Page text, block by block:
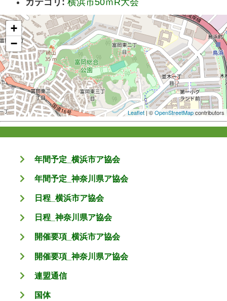
+
−
Leaflet | ©OpenStreetMapcontributors
年間予定_横浜市ア協会
年間予定_神奈川県ア協会
日程_横浜市ア協会
日程_神奈川県ア協会
開催要項_横浜市ア協会
開催要項_神奈川県ア協会
連盟通信
国体